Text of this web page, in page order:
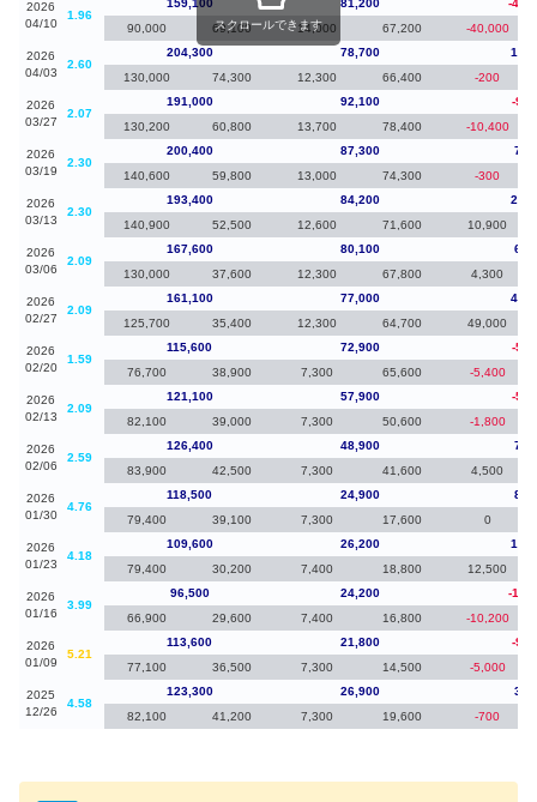
2026
04/10
1.96
159,100 81,200
-
90,000
69,100 14,000 67,200 -40,000
2026
04/03
2.60
204,300 78,700
130,000
74,300 12,300 66,400 -200
2026
03/27
2.07
191,000 92,100
-
130,200
60,800 13,700 78,400 -10,400
2026
03/19
2.30
200,400 87,300
140,600
59,800 13,000 74,300 -300
2026
03/13
2.30
193,400 84,200
140,900
52,500 12,600 71,600 10,900
2026
03/06
2.09
167,600 80,100
130,000
37,600 12,300 67,800 4,300
2026
02/27
2.09
161,100 77,000
125,700
35,400 12,300 64,700 49,000
2026
02/20
1.59
115,600 72,900
-
76,700
38,900 7,300 65,600 -5,400
2026
02/13
2.09
121,100 57,900
-
82,100
39,000 7,300 50,600 -1,800
2026
02/06
2.59
126,400 48,900
83,900
42,500 7,300 41,600 4,500
2026
01/30
4.76
118,500 24,900
79,400
39,100 7,300 17,600 0
2026
01/23
4.18
109,600 26,200
79,400
30,200 7,400 18,800 12,500
2026
01/16
3.99
96,500 24,200
-
66,900
29,600 7,400 16,800 -10,200
2026
01/09
5.21
113,600 21,800
-
77,100
36,500 7,300 14,500 -5,000
2025
12/26
4.58
123,300 26,900
82,100
41,200 7,300 19,600 -700
スクロールできます